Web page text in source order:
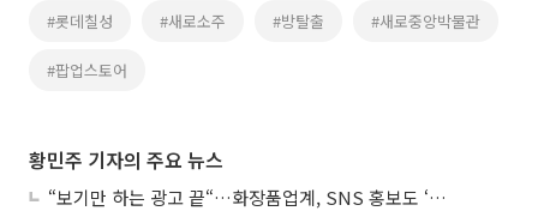
#롯데칠성 #새로소주 #방탈출 #새로중앙박물관
#팝업스토어
황민주 기자의 주요 뉴스
“보기만 하는 광고 끝“…화장품업계, SNS 홍보도 ‘참여형 콘텐츠’로 변모